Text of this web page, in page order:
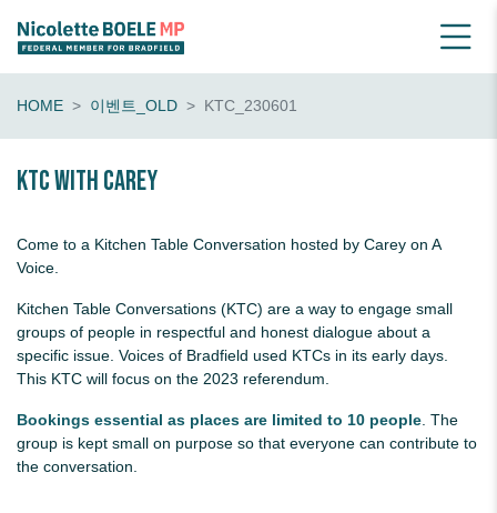
HOME 이벤트_OLD KTC_230601
KTC with Carey
Come to a Kitchen Table Conversation hosted by Carey on A
Voice.
Kitchen Table Conversations (KTC) are a way to engage small
groups of people in respectful and honest dialogue about a
specific issue. Voices of Bradfield used KTCs in its early days.
This KTC will focus on the 2023 referendum.
Bookings essential as places are limited to 10 people. The
group is kept small on purpose so that everyone can contribute to
the conversation.